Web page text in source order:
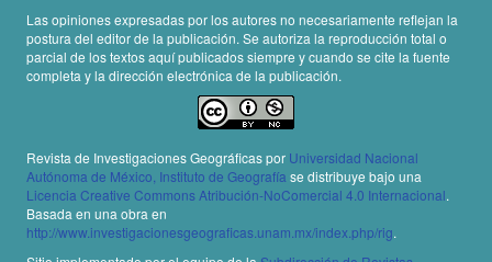
Las opiniones expresadas por los autores no necesariamente reflejan la
postura del editor de la publicación. Se autoriza la reproducción total o
parcial de los textos aquí publicados siempre y cuando se cite la fuente
completa y la dirección electrónica de la publicación.
Revista de Investigaciones Geográficas por Universidad Nacional
Autónoma de México, Instituto de Geografía se distribuye bajo una
Licencia Creative Commons Atribución-NoComercial 4.0 Internacional.
Basada en una obra en
http://www.investigacionesgeograficas.unam.mx/index.php/rig.